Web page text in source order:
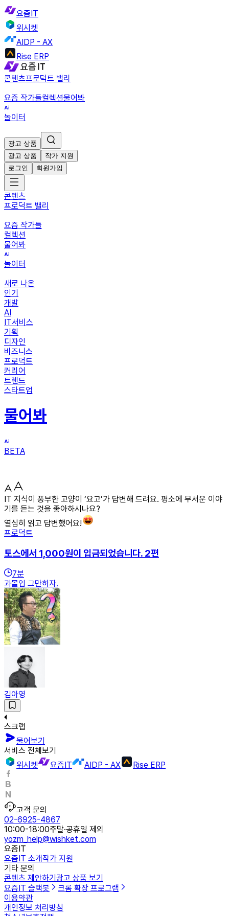
요즘IT
위시켓
AIDP - AX
Rise ERP
콘텐츠프로덕트 밸리
요즘 작가들컬렉션물어봐
놀이터
광고 상품
광고 상품
작가 지원
로그인
회원가입
콘텐츠
프로덕트 밸리
요즘 작가들
컬렉션
물어봐
놀이터
새로 나온
인기
개발
AI
IT서비스
기획
디자인
비즈니스
프로덕트
커리어
트렌드
스타트업
물어봐
BETA
IT 지식이 풍부한 고양이 ‘요고’가 답변해 드려요. 평소에 무서운 이야
기를 듣는 것을 좋아하시나요?
열심히 읽고 답변했어요!
프로덕트
토스에서 1,000원이 입금되었습니다. 2편
7분
과몰입 그만하자.
김아영
스크랩
물어보기
서비스 전체보기
위시켓
요즘IT AIDP - AX Rise ERP
고객 문의
02-6925-4867
10:00-18:00주말·공휴일 제외
yozm_help@wishket.com
요즘IT
요즘IT 소개작가 지원
기타 문의
콘텐츠 제안하기 광고 상품 보기
요즘IT 슬랙봇
크롬 확장 프로그램
이용약관
개인정보 처리방침